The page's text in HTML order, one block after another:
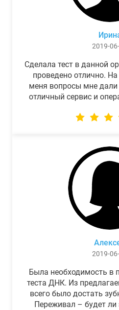
2019-
Сделала тест в данной
проведено отлично.
меня вопросы мне дали
отличный сервис и
2019-
Была необходимость в
теста ДНК. Из
всего было достать
Переживал – будет ли